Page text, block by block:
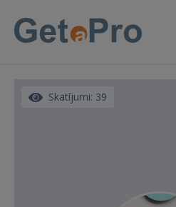
Skatījumi: 39